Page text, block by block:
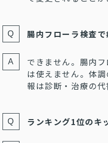
腸内フローラ検査
できません。腸内
は使えません。体
報は診断・治療の代
ランキング1位のキ